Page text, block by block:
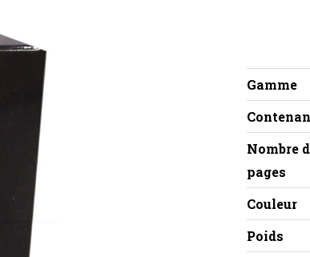
Gamme
Nombre
pages
Couleur
Poids